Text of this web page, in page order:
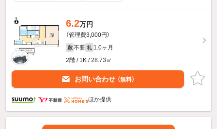
6.2万円
（管理費3,000円）
敷 不要 礼 1.0ヶ月
2階 / 1K / 28.73㎡
お問い合わせ （無料）
ほか提供